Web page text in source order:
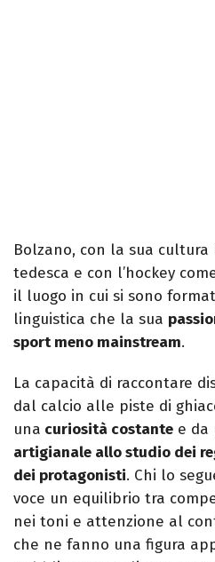
Bolzano, con la sua
tedesca e con l’hockey
il luogo in cui si sono
linguistica che la sua
sport meno mainstream.
La capacità di raccontare
dal calcio alle piste di
una curiosità costante e da
artigianale allo studio dei
dei protagonisti. Chi lo
voce un equilibrio tra
nei toni e attenzione al
che ne fanno una figura